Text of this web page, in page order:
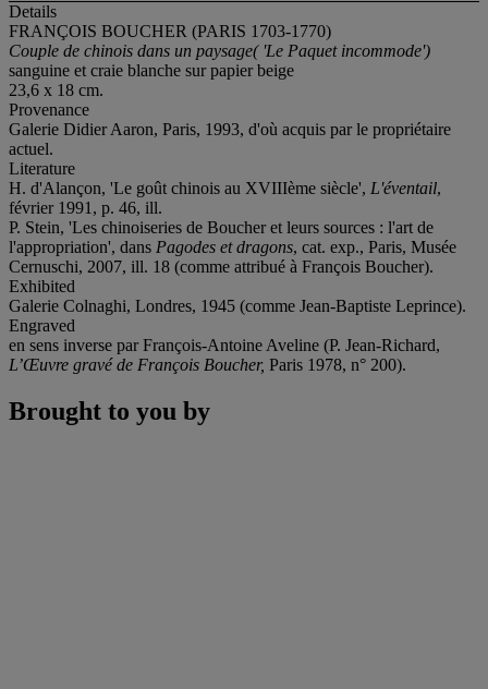
Details
FRANÇOIS BOUCHER (PARIS 1703-1770)
Couple de chinois dans un paysage( 'Le Paquet incommode')
sanguine et craie blanche sur papier beige
23,6 x 18 cm.
Provenance
Galerie Didier Aaron, Paris, 1993, d'où acquis par le propriétaire
actuel.
Literature
H. d'Alançon, 'Le goût chinois au XVIIIème siècle', L'éventail,
février 1991, p. 46, ill.
P. Stein, 'Les chinoiseries de Boucher et leurs sources : l'art de
l'appropriation', dans Pagodes et dragons, cat. exp., Paris, Musée
Cernuschi, 2007, ill. 18 (comme attribué à François Boucher).
Exhibited
Galerie Colnaghi, Londres, 1945 (comme Jean-Baptiste Leprince).
Engraved
en sens inverse par François-Antoine Aveline (P. Jean-Richard,
L’Œuvre gravé de François Boucher, Paris 1978, n° 200).
Brought to you by